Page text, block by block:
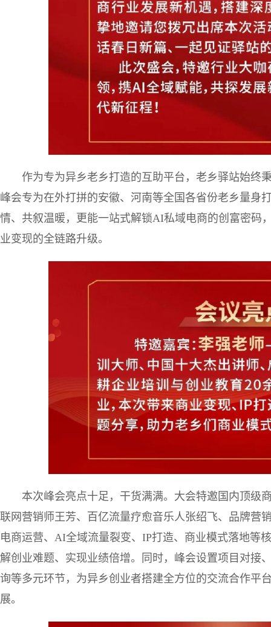
作为专为异乡老乡打造的互助平台，老乡驿站始终
峰会专为在外打拼的安徽、河南等全国各省份老乡量身
情、共叙温暖，更能一站式解锁AI私域电商的创富密码
业变现的全链路升级。
本次峰会亮点十足，干货满满。大会特邀国内顶级
联网营销师王芳、百亿流量疗愈音乐人张绍飞、品牌营
电商运营、AI全域流量裂变、IP打造、商业模式落地等
解创业难题、实现业绩倍增。同时，峰会设置项目对接
询等多元环节，为异乡创业者搭建全方位的交流合作平
展。